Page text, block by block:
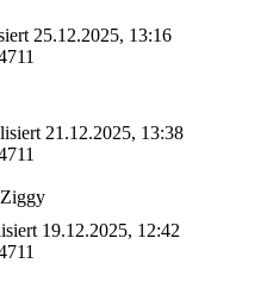
25.12.2025, 13:16
21.12.2025, 13:38
19.12.2025, 12:42